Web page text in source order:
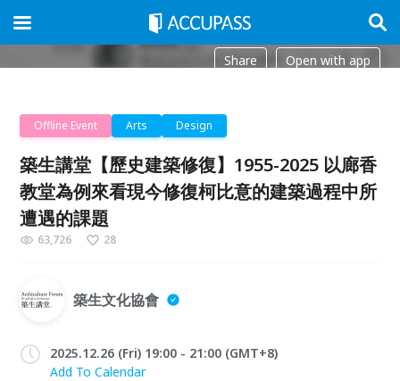
Share Open with app
Offline Event Arts Design
築生講堂【歷史建築修復】1955-2025 以廊香
教堂為例來看現今修復柯比意的建築過程中所
遭遇的課題
63,726 28
築生文化協會
2025.12.26 (Fri) 19:00 - 21:00 (GMT+8)
Add To Calendar